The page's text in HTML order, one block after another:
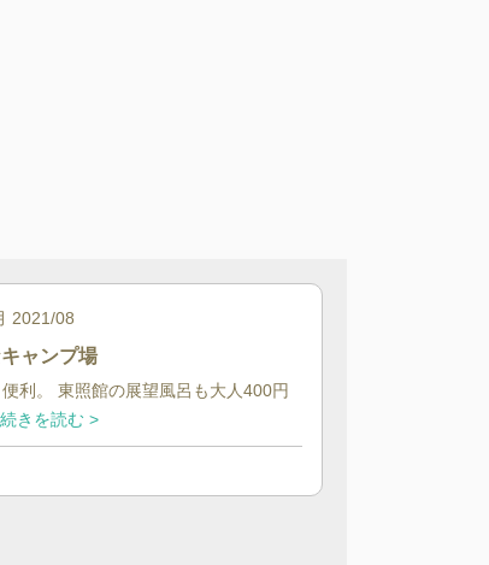
2021/08
ャンプ場
利。 東照館の展望風呂も大人400円
続きを読む >